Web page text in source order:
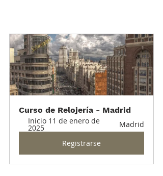
Curso de Relojería - Madrid
Inicio 11 de enero de
2025
Madrid
Registrarse